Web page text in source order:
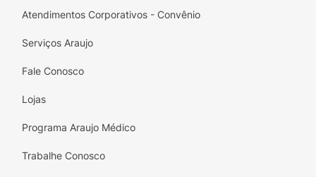
Atendimentos Corporativos - Convênio
Serviços Araujo
Fale Conosco
Lojas
Programa Araujo Médico
Trabalhe Conosco